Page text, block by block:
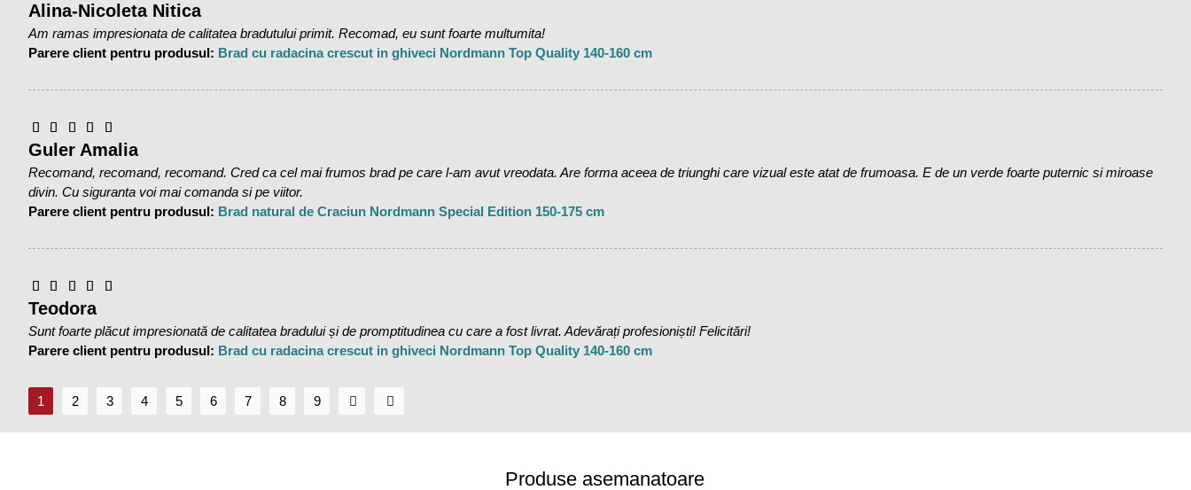
Alina-Nicoleta Nitica
Am ramas impresionata de calitatea bradutului primit. Recomad, eu sunt foarte multumita!
Parere client pentru produsul: Brad cu radacina crescut in ghiveci Nordmann Top Quality 140-160 cm
Guler Amalia
Recomand, recomand, recomand. Cred ca cel mai frumos brad pe care l-am avut vreodata. Are forma aceea de triunghi care vizual este atat de frumoasa. E de un verde foarte puternic si miroase
divin. Cu siguranta voi mai comanda si pe viitor.
Parere client pentru produsul: Brad natural de Craciun Nordmann Special Edition 150-175 cm
Teodora
Sunt foarte plăcut impresionată de calitatea bradului și de promptitudinea cu care a fost livrat. Adevărați profesioniști! Felicitări!
Parere client pentru produsul: Brad cu radacina crescut in ghiveci Nordmann Top Quality 140-160 cm
1 2 3 4 5 6 7 8 9
Produse asemanatoare